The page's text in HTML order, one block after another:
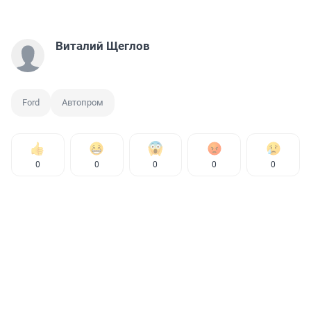
Виталий Щеглов
Ford Автопром
0 0 0 0 0